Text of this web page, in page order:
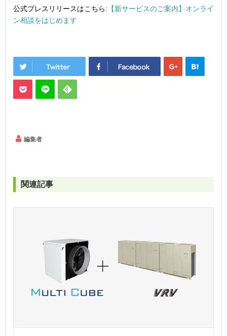
公式プレスリリースはこちら: 【新サービスのご案内】オンライ
ン相談をはじめます
編集者
関連記事